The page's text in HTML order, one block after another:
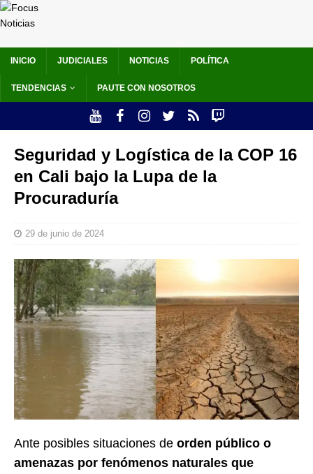
INICIO JUDICIALES NOTICIAS POLÍTICA
TENDENCIAS PAUTE CON NOSOTROS
Seguridad y Logística de la COP 16
en Cali bajo la Lupa de la
Procuraduría
29 de junio de 2024
Ante posibles situaciones de orden público o
amenazas por fenómenos naturales que